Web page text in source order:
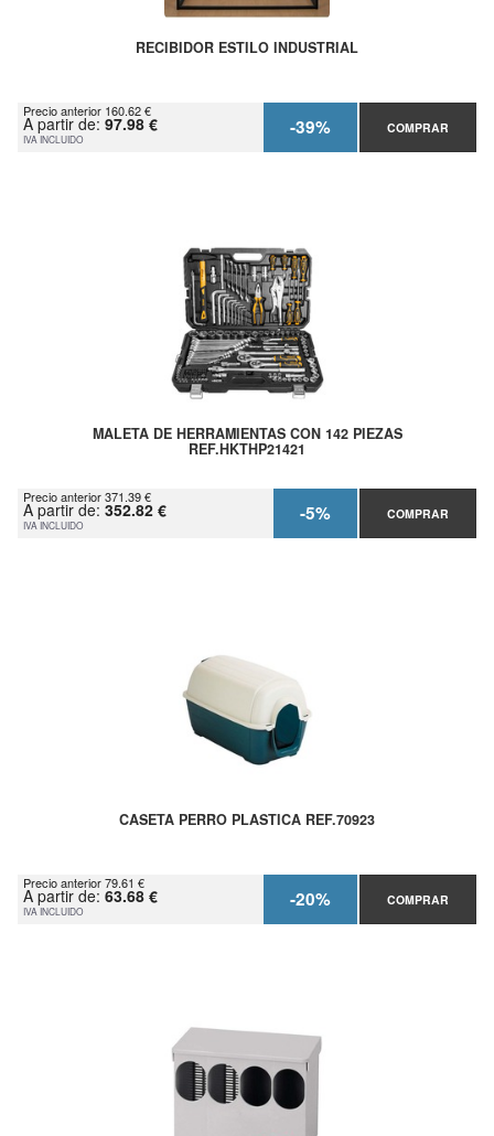
RECIBIDOR ESTILO INDUSTRIAL
Precio anterior 160.62 €
A partir de: 97.98 €
IVA INCLUIDO -39% COMPRAR
MALETA DE HERRAMIENTAS CON 142 PIEZAS
REF.HKTHP21421
Precio anterior 371.39 €
A partir de: 352.82 €
IVA INCLUIDO -5% COMPRAR
CASETA PERRO PLASTICA REF.70923
Precio anterior 79.61 €
A partir de: 63.68 €
IVA INCLUIDO -20% COMPRAR